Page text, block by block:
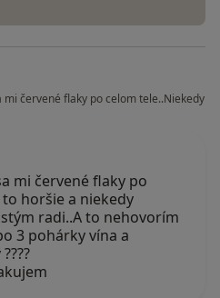
červené flaky po celom tele..Niekedy
mi červené flaky po
horšie a niekedy
radi..A to nehovorím
3 pohárky vína a